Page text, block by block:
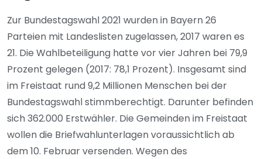
Zur Bundestagswahl 2021 wurden in Bayern 26
Parteien mit Landeslisten zugelassen, 2017 waren es
21. Die Wahlbeteiligung hatte vor vier Jahren bei 79,9
Prozent gelegen (2017: 78,1 Prozent). Insgesamt sind
im Freistaat rund 9,2 Millionen Menschen bei der
Bundestagswahl stimmberechtigt. Darunter befinden
sich 362.000 Erstwähler. Die Gemeinden im Freistaat
wollen die Briefwahlunterlagen voraussichtlich ab
dem 10. Februar versenden. Wegen des